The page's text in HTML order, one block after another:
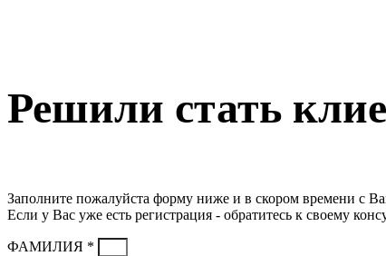
Решили стать
Заполните пожалуйста форму ниже и в скором времени с
Если у Вас уже есть регистрация - обратитесь к своему
ФАМИЛИЯ *